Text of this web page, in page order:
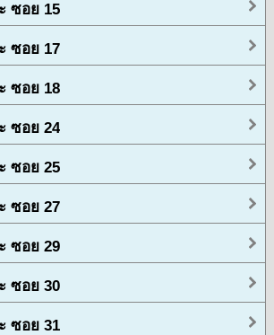
ซอย 15
ซอย 17
ซอย 18
ซอย 24
ซอย 25
ซอย 27
ซอย 29
ซอย 30
ซอย 31